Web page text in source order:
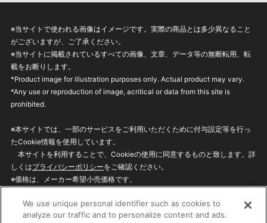
※当サイトで使われる画像はイメージです。実際の商品とは多少異なること
がございますが、ご了承ください。
※当サイトに掲載されているすべての画像、文章、データ等の無断転用、転
載をお断りします。
*Product image for illustration purposes only. Actual product may vary.
*Any use or reproduction of image, acritical or data from this site is
prohibited.
※本サイトでは、一部のサービスをご利用いただくために付与設定等を行っ
たCookie情報を使用しています。
本サイトを利用することで、Cookieの使用に同意するものと致します。詳
しくはプライバシーポリシーをご確認ください。
※価格は、メーカー希望小売価格です。
ざいますのでご了承ください。
We use unique personal identifier such as cookies to
analyze our traffic and to personalize content and ads.